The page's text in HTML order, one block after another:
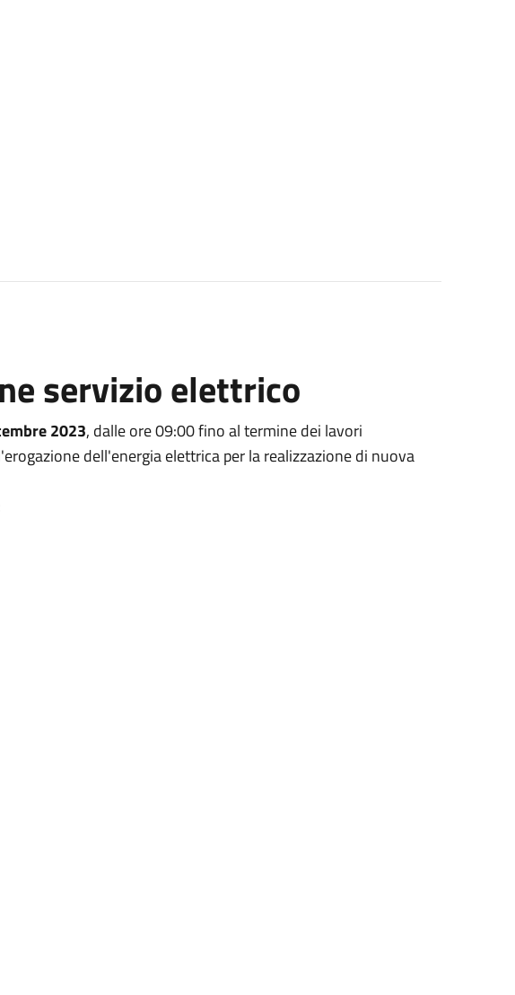
servizio elettrico
2023, dalle ore 09:00 fino al termine dei lavori
dell'energia elettrica per la realizzazione di nuova